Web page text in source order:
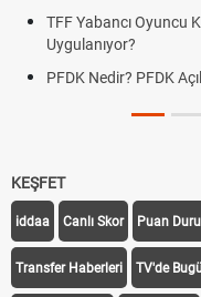
TFF Yabancı Oyuncu
Uygulanıyor?
PFDK Nedir? PFDK
KEŞFET
iddaa Canlı Skor Puan
Transfer Haberleri TV'de